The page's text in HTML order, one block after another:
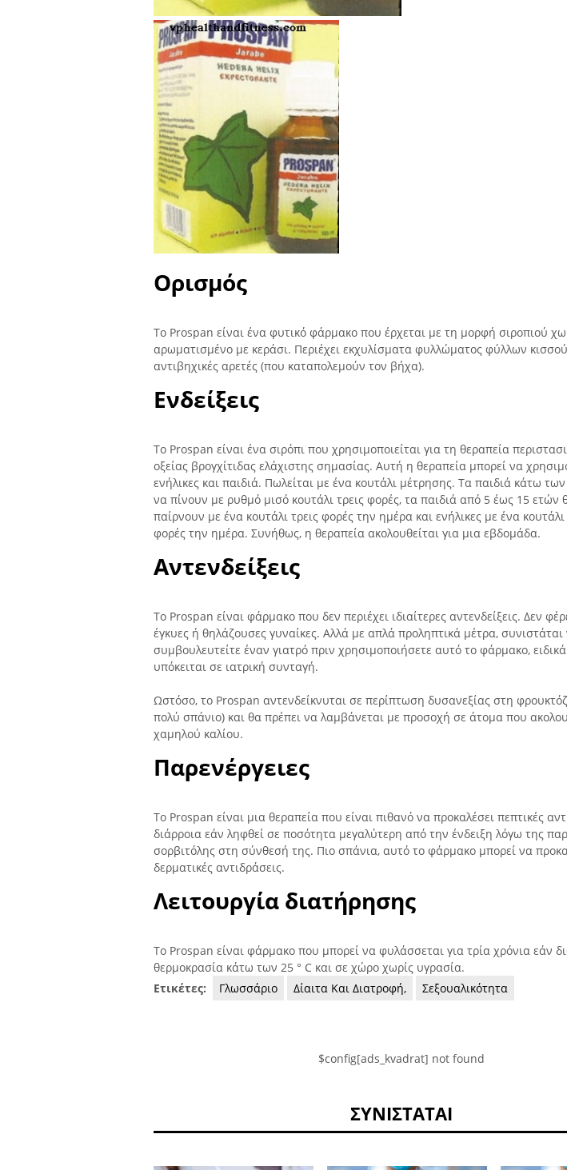
Ορισμός
Το Prospan είναι ένα φυτικό φάρμακο που έρχεται με τη μορφή σιροπιού
αρωματισμένο με κεράσι. Περιέχει εκχυλίσματα φυλλώματος φύλλων
αντιβηχικές αρετές (που καταπολεμούν τον βήχα).
Ενδείξεις
Το Prospan είναι ένα σιρόπι που χρησιμοποιείται για τη θεραπεία
οξείας βρογχίτιδας ελάχιστης σημασίας. Αυτή η θεραπεία μπορεί να
ενήλικες και παιδιά. Πωλείται με ένα κουτάλι μέτρησης. Τα παιδιά κάτω
να πίνουν με ρυθμό μισό κουτάλι τρεις φορές, τα παιδιά από 5 έως 15 ετών
παίρνουν με ένα κουτάλι τρεις φορές την ημέρα και ενήλικες με ένα κουτάλι
φορές την ημέρα. Συνήθως, η θεραπεία ακολουθείται για μια εβδομάδα.
Αντενδείξεις
Το Prospan είναι φάρμακο που δεν περιέχει ιδιαίτερες αντενδείξεις. Δεν
έγκυες ή θηλάζουσες γυναίκες. Αλλά με απλά προληπτικά μέτρα, συνιστάται
συμβουλευτείτε έναν γιατρό πριν χρησιμοποιήσετε αυτό το φάρμακο,
υπόκειται σε ιατρική συνταγή.
Ωστόσο, το Prospan αντενδείκνυται σε περίπτωση δυσανεξίας στη
πολύ σπάνιο) και θα πρέπει να λαμβάνεται με προσοχή σε άτομα που
χαμηλού καλίου.
Παρενέργειες
Το Prospan είναι μια θεραπεία που είναι πιθανό να προκαλέσει πεπτικές
διάρροια εάν ληφθεί σε ποσότητα μεγαλύτερη από την ένδειξη λόγω της
σορβιτόλης στη σύνθεσή της. Πιο σπάνια, αυτό το φάρμακο μπορεί να
δερματικές αντιδράσεις.
Λειτουργία διατήρησης
Το Prospan είναι φάρμακο που μπορεί να φυλάσσεται για τρία χρόνια εάν
θερμοκρασία κάτω των 25 ° C και σε χώρο χωρίς υγρασία.
Ετικέτες:
Γλωσσάριο Δίαιτα Και Διατροφή, Σεξουαλικότητα
$config[ads_kvadrat] not found
ΣΥΝΙΣΤΆΤΑΙ